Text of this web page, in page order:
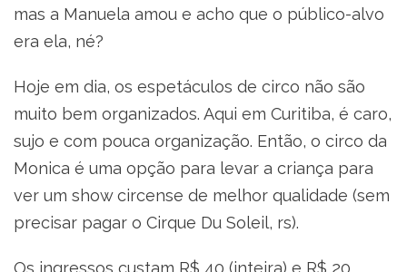
mas a Manuela amou e acho que o público-alvo
era ela, né?
Hoje em dia, os espetáculos de circo não são
muito bem organizados. Aqui em Curitiba, é caro,
sujo e com pouca organização. Então, o circo da
Monica é uma opção para levar a criança para
ver um show circense de melhor qualidade (sem
precisar pagar o Cirque Du Soleil, rs).
Os ingressos custam R$ 40 (inteira) e R$ 20